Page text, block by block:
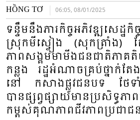
HỒNG TƠ 06:05, 08/01/2025
ទន្ទឹមនឹងភារកិច្ចអភិវឌ្ឍស
ស្រុកមីស្វៀង (សុកត្រាំង) ត
ភាពសង្គមមាមីងជនជាតិភាគតិ
កន្លង រដ្ឋអំណាចគ្រប់ថ្នាក់តែ
នៅ កសាងផ្លូវជនបទ ថែទ
បានផ្សព្វផ្សាយមានប្រសិទ្ធភ
កម្ពស់គុណភាពជីវភាពប្រជាជ